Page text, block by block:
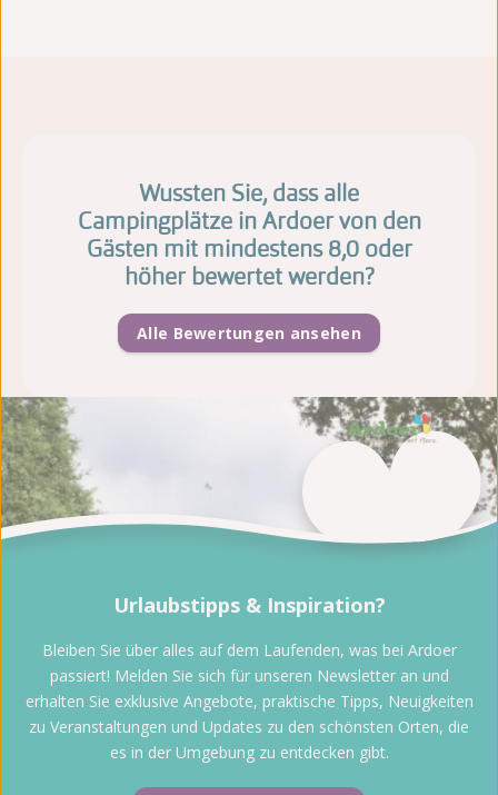
Wussten Sie, dass alle
Campingplätze in Ardoer von den
Gästen mit mindestens 8,0 oder
höher bewertet werden?
Alle Bewertungen ansehen
Urlaubstipps & Inspiration?
Bleiben Sie über alles auf dem Laufenden, was bei Ardoer
passiert! Melden Sie sich für unseren Newsletter an und
erhalten Sie exklusive Angebote, praktische Tipps, Neuigkeiten
zu Veranstaltungen und Updates zu den schönsten Orten, die
es in der Umgebung zu entdecken gibt.